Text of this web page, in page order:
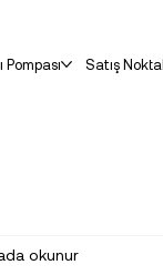
Pompası Satış
okunur